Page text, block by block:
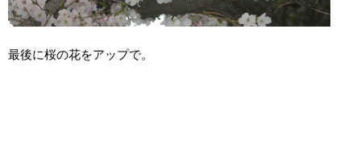
最後に桜の花をアップで。